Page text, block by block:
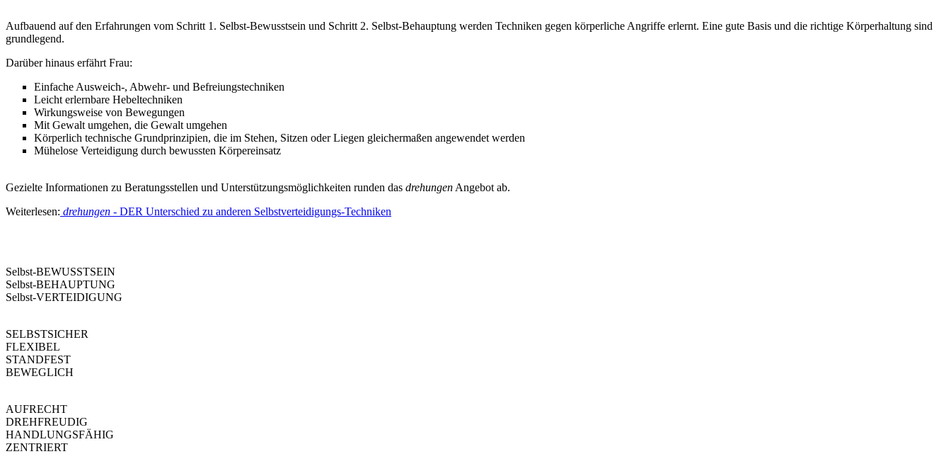
Aufbauend auf den Erfahrungen vom Schritt 1. Selbst-Bewusstsein und Schritt 2. Selbst-Behauptung werden Techniken gegen körperliche Angriffe erlernt. Eine gute Basis und die richtige Körperhaltung sind
grundlegend.
Darüber hinaus erfährt Frau:
Einfache Ausweich-, Abwehr- und Befreiungstechniken
Leicht erlernbare Hebeltechniken
Wirkungsweise von Bewegungen
Mit Gewalt umgehen, die Gewalt umgehen
Körperlich technische Grundprinzipien, die im Stehen, Sitzen oder Liegen gleichermaßen angewendet werden
Mühelose Verteidigung durch bewussten Körpereinsatz
Gezielte Informationen zu Beratungsstellen und Unterstützungsmöglichkeiten runden das drehungen Angebot ab.
Weiterlesen: drehungen - DER Unterschied zu anderen Selbstverteidigungs-Techniken
Selbst-BEWUSSTSEIN
Selbst-BEHAUPTUNG
Selbst-VERTEIDIGUNG
SELBSTSICHER
FLEXIBEL
STANDFEST
BEWEGLICH
AUFRECHT
DREHFREUDIG
HANDLUNGSFÄHIG
ZENTRIERT